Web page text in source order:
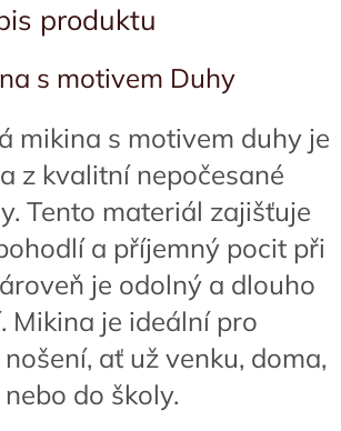
produktu
s motivem Duhy
mikina s motivem duhy je
z kvalitní nepočesané
Tento materiál zajišťuje
a příjemný pocit při
je odolný a dlouho
Mikina je ideální pro
ať už venku, doma,
nebo do školy.